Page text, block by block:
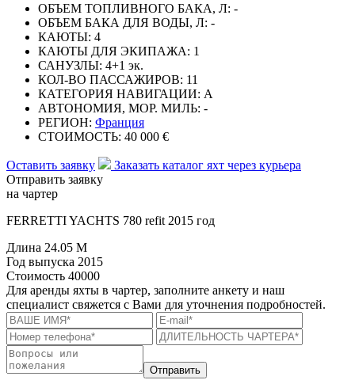
ОБЪЕМ ТОПЛИВНОГО БАКА, Л: -
ОБЪЕМ БАКА ДЛЯ ВОДЫ, Л: -
КАЮТЫ: 4
КАЮТЫ ДЛЯ ЭКИПАЖА: 1
САНУЗЛЫ: 4+1 эк.
КОЛ-ВО ПАССАЖИРОВ: 11
КАТЕГОРИЯ НАВИГАЦИИ: А
АВТОНОМИЯ, МОР. МИЛЬ: -
РЕГИОН: Франция
СТОИМОСТЬ: 40 000 €
Оставить заявку
Заказать каталог яхт через курьера
Отправить заявку
на чартер
FERRETTI YACHTS 780 refit 2015 год
Длина 24.05 M
Год выпуска 2015
Стоимость 40000
Для аренды яхты в чартер, заполните анкету и наш
специалист свяжется с Вами для уточнения подробностей.
Отправить